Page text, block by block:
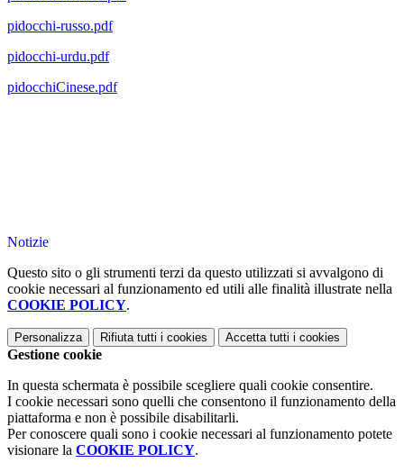
pidocchi-russo.pdf
pidocchi-urdu.pdf
pidocchiCinese.pdf
Notizie
Questo sito o gli strumenti terzi da questo utilizzati si avvalgono di
cookie necessari al funzionamento ed utili alle finalità illustrate nella
COOKIE POLICY.
Personalizza Rifiuta tutti i cookies Accetta tutti i cookies
Gestione cookie
In questa schermata è possibile scegliere quali cookie consentire.
I cookie necessari sono quelli che consentono il funzionamento della
piattaforma e non è possibile disabilitarli.
Per conoscere quali sono i cookie necessari al funzionamento potete
visionare la COOKIE POLICY.